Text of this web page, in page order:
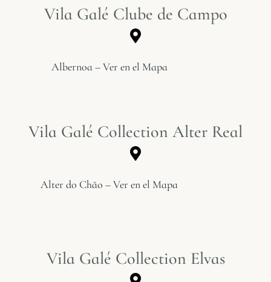
Vila Galé Clube de Campo
Albernoa – Ver en el Mapa
Vila Galé Collection Alter Real
Alter do Chão – Ver en el Mapa
Vila Galé Collection Elvas